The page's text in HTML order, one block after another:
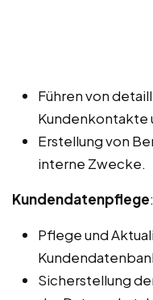
Führen von
Kundenkontakte
Erstellung von
interne Zwecke.
Kundendatenpflege:
Pflege und
Sicherstellung